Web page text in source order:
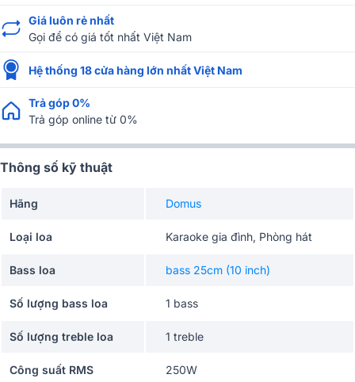
Giá luôn rẻ nhất
Gọi để có giá tốt nhất Việt Nam
Hệ thống 18 cửa hàng lớn nhất Việt Nam
Trả góp 0%
Trả góp online từ 0%
Thông số kỹ thuật
Hãng Domus
Loại loa Karaoke gia đình, Phòng hát
Bass loa bass 25cm (10 inch)
Số lượng bass loa 1 bass
Số lượng treble loa 1 treble
Công suất RMS 250W